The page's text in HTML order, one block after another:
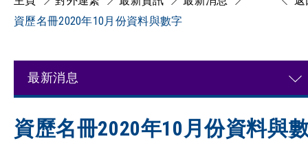
資歷名冊2020年10月份資料與數字
最新消息
資歷名冊2020年10月份資料與